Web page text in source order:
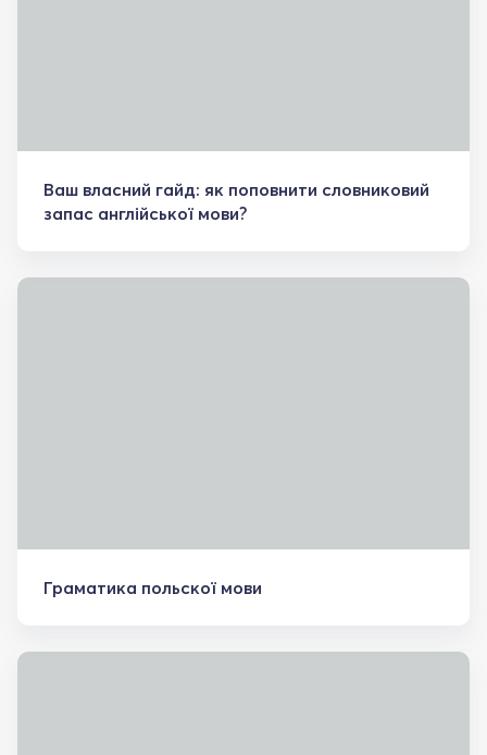
Ваш власний гайд: як поповнити словниковий
запас англійської мови?
Граматика польскої мови